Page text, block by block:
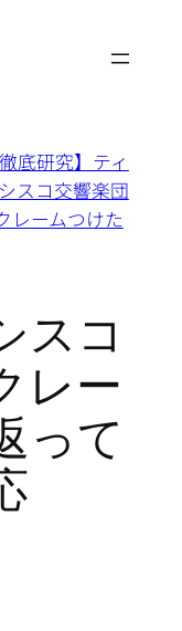
徹底研究】ティ
スコ交響楽団
レームつけた
スコ
レー
って